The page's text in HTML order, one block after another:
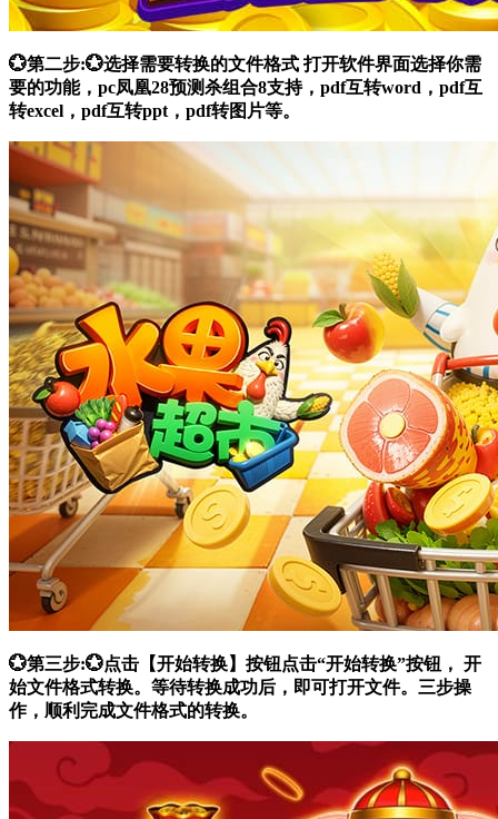
💮第二步:💮选择需要转换的文件格式 打开软件界面选择你需
要的功能，pc凤凰28预测杀组合8支持，pdf互转word，pdf互
转excel，pdf互转ppt，pdf转图片等。
💮第三步:💮点击【开始转换】按钮点击“开始转换”按钮， 开
始文件格式转换。等待转换成功后，即可打开文件。三步操
作，顺利完成文件格式的转换。